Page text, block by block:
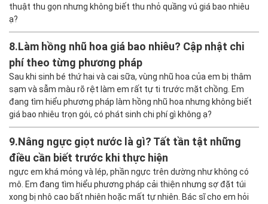
thuật thu gọn nhưng không biết thu nhỏ quầng vú giá bao nhiêu
ạ?
8.Làm hồng nhũ hoa giá bao nhiêu? Cập nhật chi
phí theo từng phương pháp
Sau khi sinh bé thứ hai và cai sữa, vùng nhũ hoa của em bị thâm
sạm và sẫm màu rõ rệt làm em rất tự ti trước mặt chồng. Em
đang tìm hiểu phương pháp làm hồng nhũ hoa nhưng không biết
giá bao nhiêu trọn gói, có phát sinh chi phí gì không ạ?
9.Nâng ngực giọt nước là gì? Tất tần tật những
điều cần biết trước khi thực hiện
ngực em khá mỏng và lép, phần ngực trên dường như không có
mô. Em đang tìm hiểu phương pháp cải thiện nhưng sợ đặt túi
xong bị nhô cao bất nhiên hoặc mất tự nhiên. Bác sĩ cho em hỏi